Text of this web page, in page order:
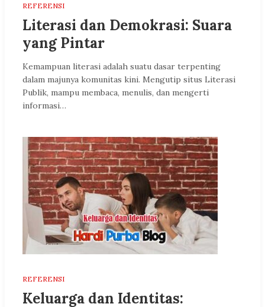
REFERENSI
Literasi dan Demokrasi: Suara
yang Pintar
Kemampuan literasi adalah suatu dasar terpenting
dalam majunya komunitas kini. Mengutip situs Literasi
Publik, mampu membaca, menulis, dan mengerti
informasi…
REFERENSI
Keluarga dan Identitas: